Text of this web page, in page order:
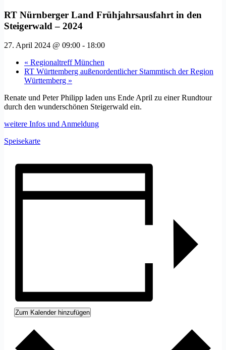
RT Nürnberger Land Frühjahrsausfahrt in den
Steigerwald – 2024
27. April 2024 @ 09:00 - 18:00
« Regionaltreff München
RT Württemberg außenordentlicher Stammtisch der Region
Württemberg »
Renate und Peter Philipp laden uns Ende April zu einer Rundtour
durch den wunderschönen Steigerwald ein.
weitere Infos und Anmeldung
Speisekarte
Zum Kalender hinzufügen